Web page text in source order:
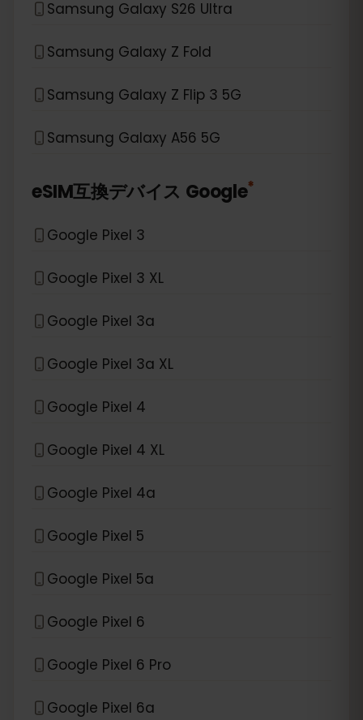
Samsung Galaxy S26 Ultra
Samsung Galaxy Z Fold
Samsung Galaxy Z Flip 3 5G
Samsung Galaxy A56 5G
eSIM互換デバイス Google*
Google Pixel 3
Google Pixel 3 XL
Google Pixel 3a
Google Pixel 3a XL
Google Pixel 4
Google Pixel 4 XL
Google Pixel 4a
Google Pixel 5
Google Pixel 5a
Google Pixel 6
Google Pixel 6 Pro
Google Pixel 6a